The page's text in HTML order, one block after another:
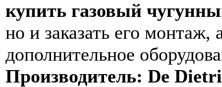
купить газовый
но и заказать его монтаж,
дополнительное
Производитель: De